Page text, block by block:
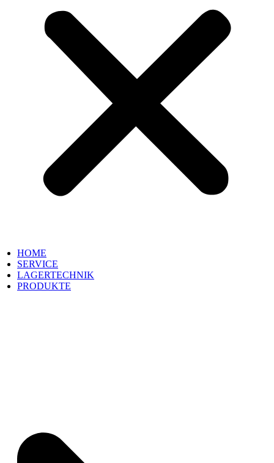
HOME
SERVICE
LAGERTECHNIK
PRODUKTE